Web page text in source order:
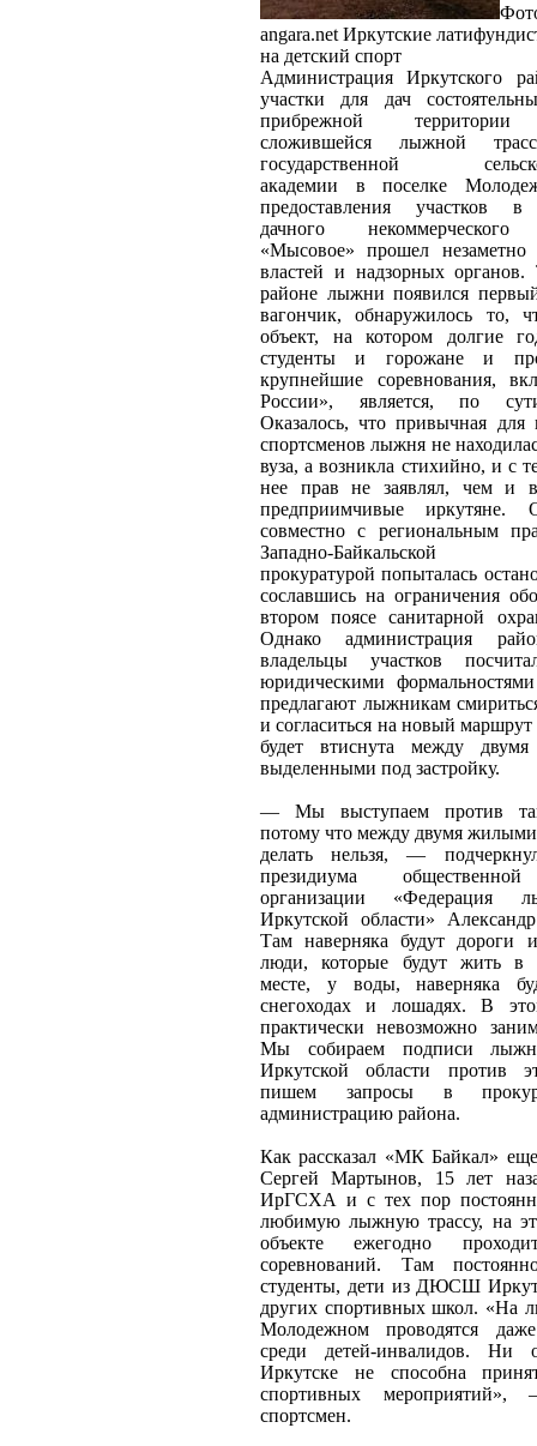
angara.net Иркутские
на детский спорт
Администрация Иркутского
участки для дач
прибрежной территории
сложившейся лыжной
государственной
академии в поселке
предоставления участков в
дачного некоммерческого
«Мысовое» прошел незаметно
властей и надзорных органов.
районе лыжни появился
вагончик, обнаружилось то,
объект, на котором долгие
студенты и горожане и
крупнейшие соревнования,
России», является, по
Оказалось, что привычная для
спортсменов лыжня не
вуза, а возникла стихийно, и с
нее прав не заявлял, чем и
предприимчивые иркутяне.
совместно с региональным
Западно-Байкальской
прокуратурой попыталась
сославшись на ограничения
втором поясе санитарной
Однако администрация
владельцы участков
юридическими
предлагают лыжникам
и согласиться на новый маршрут
будет втиснута между двумя
выделенными под застройку.
— Мы выступаем против
потому что между двумя
делать нельзя, —
президиума
организации «Федерация
Иркутской области»
Там наверняка будут дороги
люди, которые будут жить в
месте, у воды, наверняка
снегоходах и лошадях. В
практически невозможно
Мы собираем подписи
Иркутской области против
пишем запросы в
администрацию района.
Как рассказал «МК Байкал»
Сергей Мартынов, 15 лет
ИрГСХА и с тех пор
любимую лыжную трассу, на
объекте ежегодно
соревнований. Там
студенты, дети из ДЮСШ
других спортивных школ. «На
Молодежном проводятся
среди детей-инвалидов. Ни
Иркутске не способна
спортивных мероприятий»,
спортсмен.